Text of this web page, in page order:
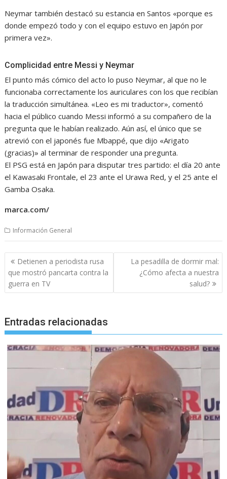
Neymar también destacó su estancia en Santos «porque es
donde empezó todo y con el equipo estuvo en Japón por
primera vez».
Complicidad entre Messi y Neymar
El punto más cómico del acto lo puso Neymar, al que no le
funcionaba correctamente los auriculares con los que recibían
la traducción simultánea. «Leo es mi traductor», comentó
hacia el público cuando Messi informó a su compañero de la
pregunta que le habían realizado. Aún así, el único que se
atrevió con el japonés fue Mbappé, que dijo «Arigato
(gracias)» al terminar de responder una pregunta.
El PSG está en Japón para disputar tres partido: el día 20 ante
el Kawasaki Frontale, el 23 ante el Urawa Red, y el 25 ante el
Gamba Osaka.
marca.com/
Información General
Navegación
de
entradas
Detienen a periodista rusa
que mostró pancarta contra la
guerra en TV
La pesadilla de dormir mal:
¿Cómo afecta a nuestra
salud?
Entradas relacionadas